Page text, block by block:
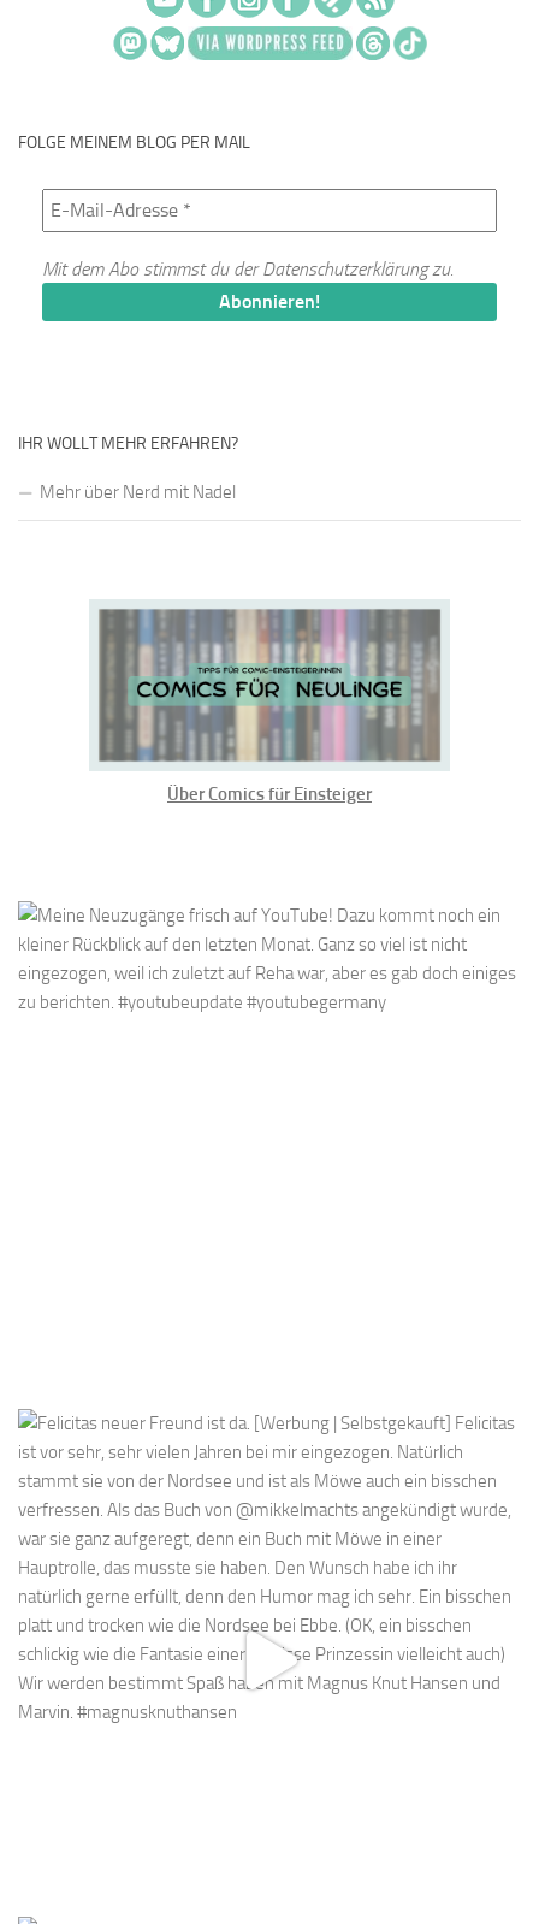
FOLGE MEINEM BLOG PER MAIL
Mit dem Abo stimmst du derDatenschutzerklärungzu.
IHR WOLLT MEHR ERFAHREN?
Mehr über Nerd mit Nadel
Über Comics für Einsteiger